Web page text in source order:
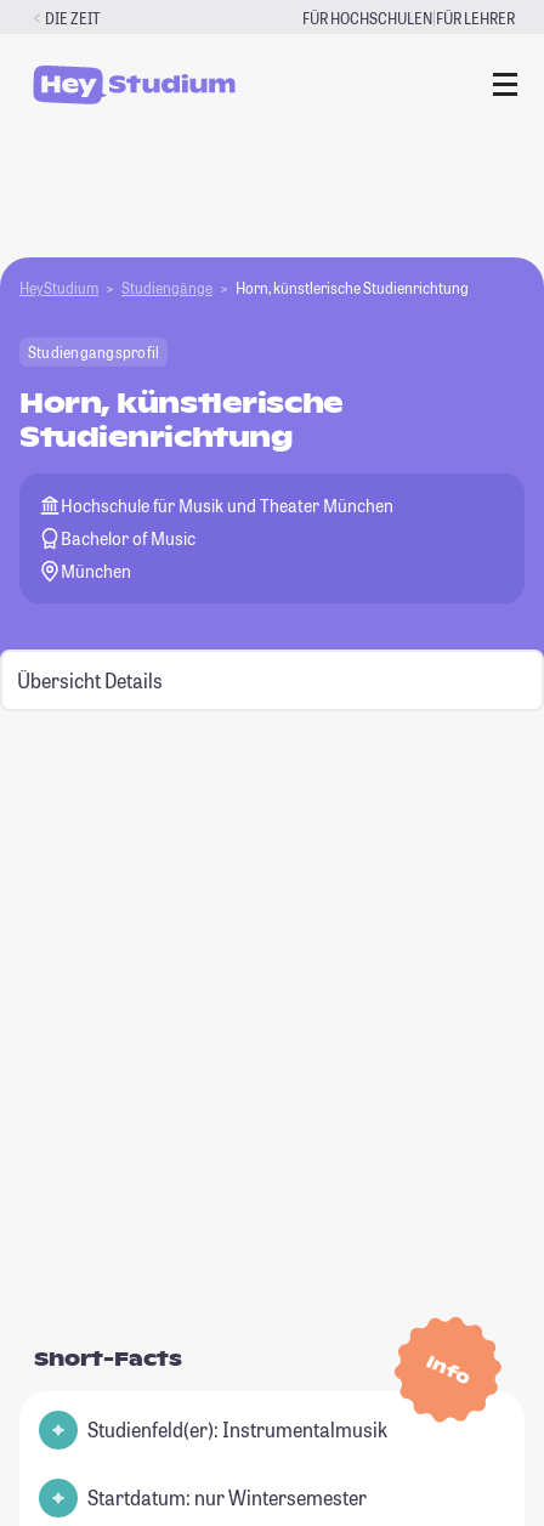
Zum
springen
DIE ZEIT FÜR HOCHSCHULEN|FÜR LEHRER
HeyStudium Studiengänge Horn, künstlerische Studienrichtung
Studiengangsprofil
Horn, künstlerische
Studienrichtung
Hochschule für Musik und Theater München
Bachelor of Music
München
Übersicht Details
Info
Short-Facts
Studienfeld(er): Instrumentalmusik
Startdatum: nur Wintersemester